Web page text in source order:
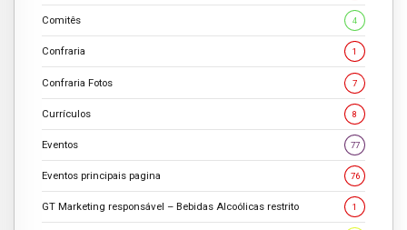
Comitês 4
Confraria 1
Confraria Fotos 7
Currículos 8
Eventos 77
Eventos principais pagina 76
GT Marketing responsável – Bebidas Alcoólicas restrito 1